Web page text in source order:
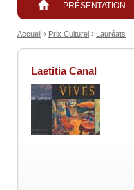
PRÉSENTATION
Accueil › Prix Culturel › Lauréats
Laetitia Canal